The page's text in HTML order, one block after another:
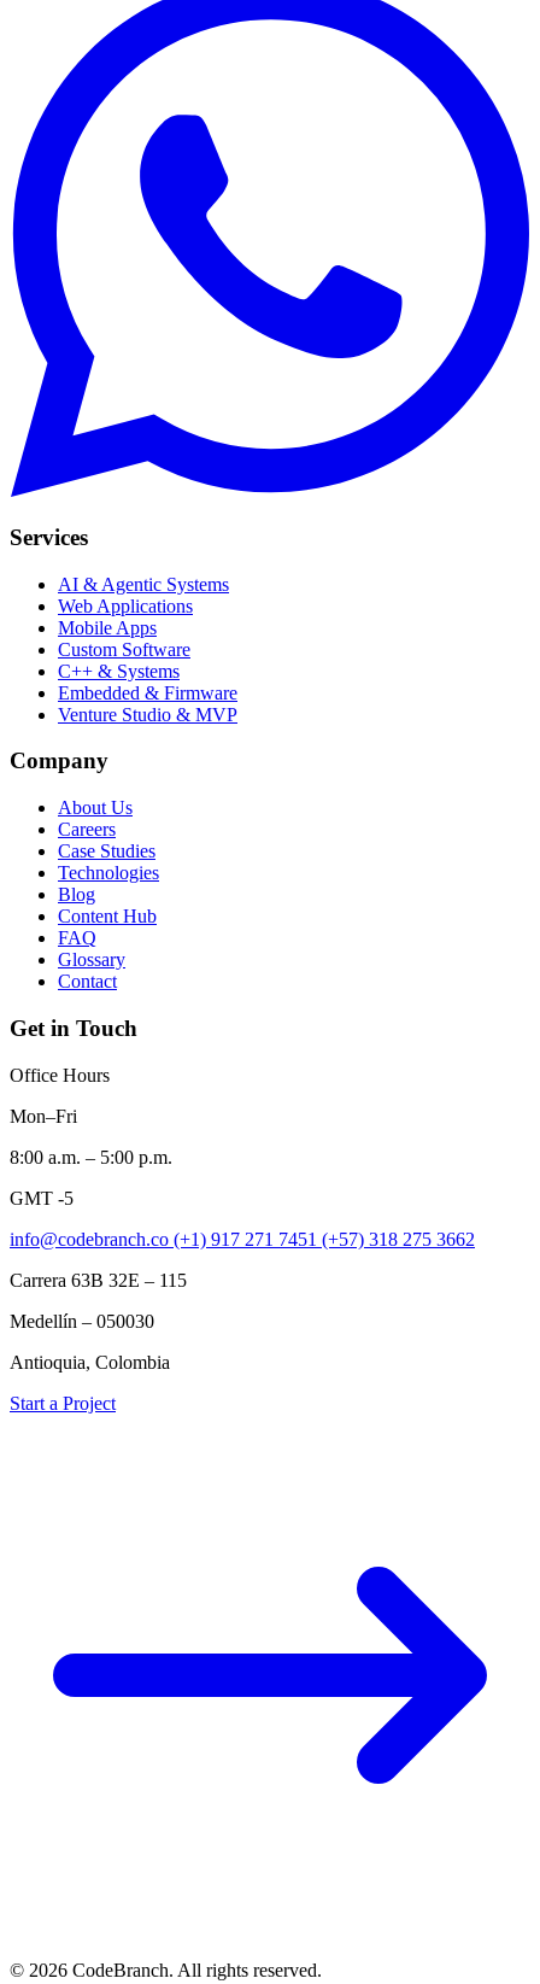
Services
AI & Agentic Systems
Web Applications
Mobile Apps
Custom Software
C++ & Systems
Embedded & Firmware
Venture Studio & MVP
Company
About Us
Careers
Case Studies
Technologies
Blog
Content Hub
FAQ
Glossary
Contact
Get in Touch
Office Hours
Mon–Fri
8:00 a.m. – 5:00 p.m.
GMT -5
info@codebranch.co (+1) 917 271 7451 (+57) 318 275 3662
Carrera 63B 32E – 115
Medellín – 050030
Antioquia, Colombia
Start a Project
© 2026 CodeBranch. All rights reserved.